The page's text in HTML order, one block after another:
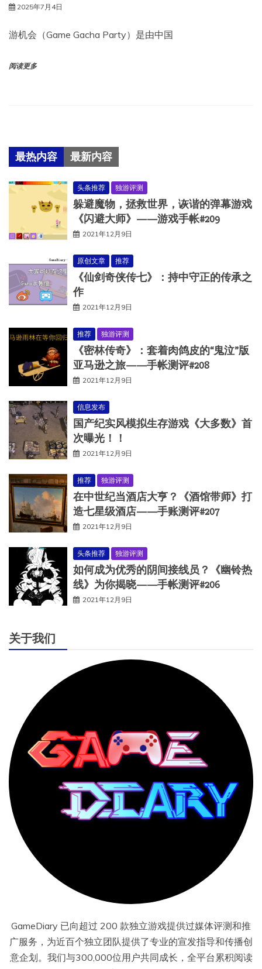
2025年7月4日
游机会（Game Gacha Party）是由中国
阅读更多
最热内容 最新内容
头条推荐 独游评测
躲避魔物，拯救世界，诙谐的弹幕游戏
《闪避大师》——游戏手帐#209
2021年12月9日
原创文章 推荐
《仙剑奇侠传七》：持中守正的传承之
作
2021年12月9日
推荐 独游评测
《密林传奇》：套着肉鸽皮的“鬼泣”版
亚马逊之旅——手帐测评#208
2021年12月9日
信息发布
国产纪实风模拟生存游戏《大多数》首
次曝光！！
2021年12月9日
推荐 独游评测
在中世纪当酒店大亨？《酒馆带师》打
造七星级酒店——手账测评#207
2021年12月9日
头条推荐 独游评测
如何成为优秀的阴间接线员？《幽铃热
线》为你揭晓——手帐测评#206
2021年12月9日
关于我们
GameDiary 已向超过 200 款独立游戏提供过媒体评测和推
广服务，为近百个独立团队提供了专业的宣发指导和传播创
意企划。我们与300,000位用户共同成长，全平台累积阅读